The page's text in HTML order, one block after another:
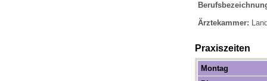
Broschüren und
Familienzeit
Ärztekammer:
Praxiszeiten
Montag